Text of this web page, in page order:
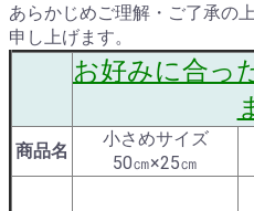
あらかじめご理解・ご了承の
申し上げます。
お好みに合っ
商品名
小さめサイズ
50㎝×25㎝